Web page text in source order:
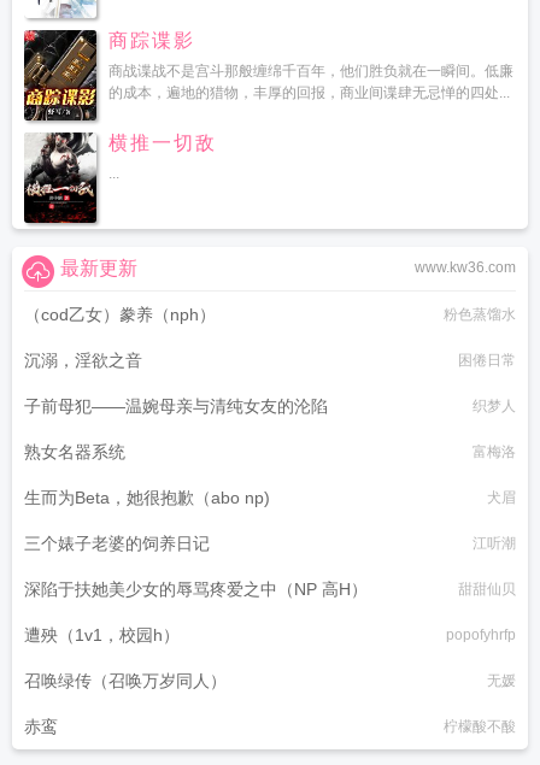
商踪谍影
商战谍战不是宫斗那般缠绵千百年，他们胜负就在一瞬间。低廉
的成本，遍地的猎物，丰厚的回报，商业间谍肆无忌惮的四处...
横推一切敌
...
www.kw36.com
最新更新
（cod乙女）豢养（nph） 粉色蒸馏水
沉溺，淫欲之音 困倦日常
子前母犯——温婉母亲与清纯女友的沦陷 织梦人
熟女名器系统 富梅洛
生而为Beta，她很抱歉（abo np) 犬眉
三个婊子老婆的饲养日记 江听潮
深陷于扶她美少女的辱骂疼爱之中（NP 高H） 甜甜仙贝
遭殃（1v1，校园h） popofyhrfp
召唤绿传（召唤万岁同人） 无媛
赤鸾 柠檬酸不酸